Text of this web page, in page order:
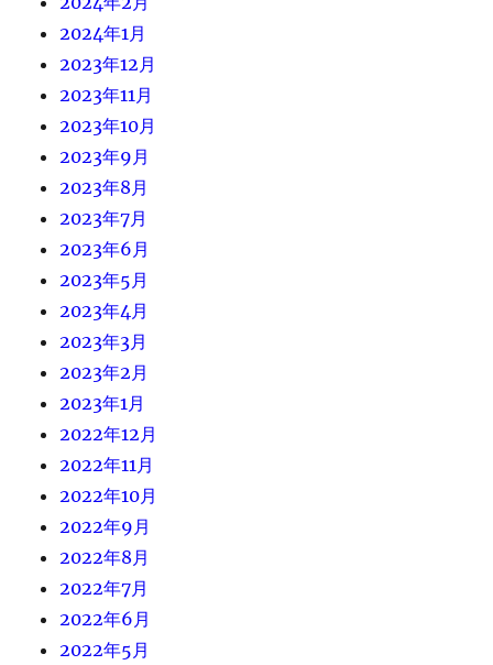
2024年1月
2023年12月
2023年11月
2023年10月
2023年9月
2023年8月
2023年7月
2023年6月
2023年5月
2023年4月
2023年3月
2023年2月
2023年1月
2022年12月
2022年11月
2022年10月
2022年9月
2022年8月
2022年7月
2022年6月
2022年5月